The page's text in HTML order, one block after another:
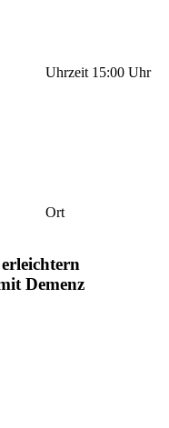
Uhrzeit 15:00 Uhr
Ort
Demenz